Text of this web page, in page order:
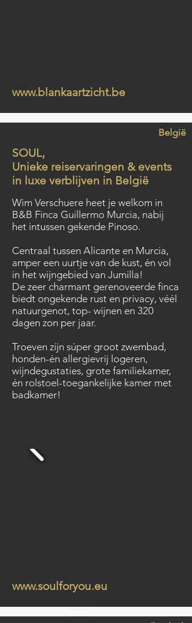
www.blankaartzicht.be
België
SOUL,
Unieke reiservaringen & events
in luxe verblijven in België
Wim Verschuere heet je welkom in
B&B Finca Guillermo Murcia, nabij
het intussen gekende Pinoso.
Centraal tussen Alicante en Murcia,
amper een uurtje van de kust, én vol
in het wijngebied van Jumilla!
De zeer charmant gerenoveerde finca
biedt ongekende rust en privacy, véél
natuurgenot, top- wijnen en 320
dagen zon per jaar.
Troeven zijn súper groot zwembad,
honden-én allergievrij logeren,
wijndegustaties, grote familiekamer,
én rolstoel-toegankelijke kamer met
badkamer!
www.soulforyou.eu